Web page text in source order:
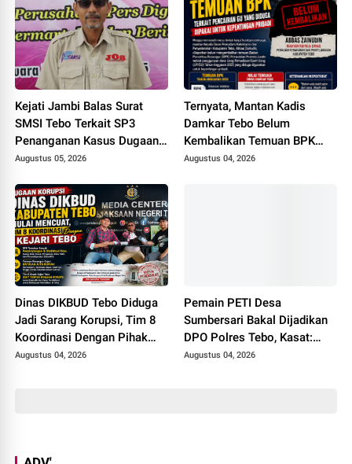
Kejati Jambi Balas Surat
SMSI Tebo Terkait SP3
Penanganan Kasus Dugaan
Korupsi di DPUPR Tebo Rp
Augustus 05, 2026
Ternyata, Mantan Kadis
Damkar Tebo Belum
Kembalikan Temuan BPK
Terkait Pencairan GU yang
Augustus 04, 2026
Dinas DIKBUD Tebo Diduga
Jadi Sarang Korupsi, Tim 8
Koordinasi Dengan Pihak
Kejari Tebo
Augustus 04, 2026
Pemain PETI Desa
Sumbersari Bakal Dijadikan
DPO Polres Tebo, Kasat:
Karena Tak Pernah Penuhi
Augustus 04, 2026